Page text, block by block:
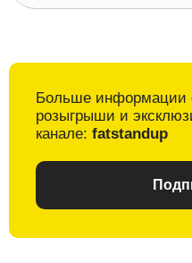
Больше информации
розыгрыши и
канале: fatstandup